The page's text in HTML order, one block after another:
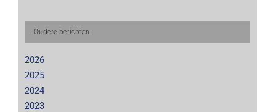
Oudere berichten
2026
2025
2024
2023